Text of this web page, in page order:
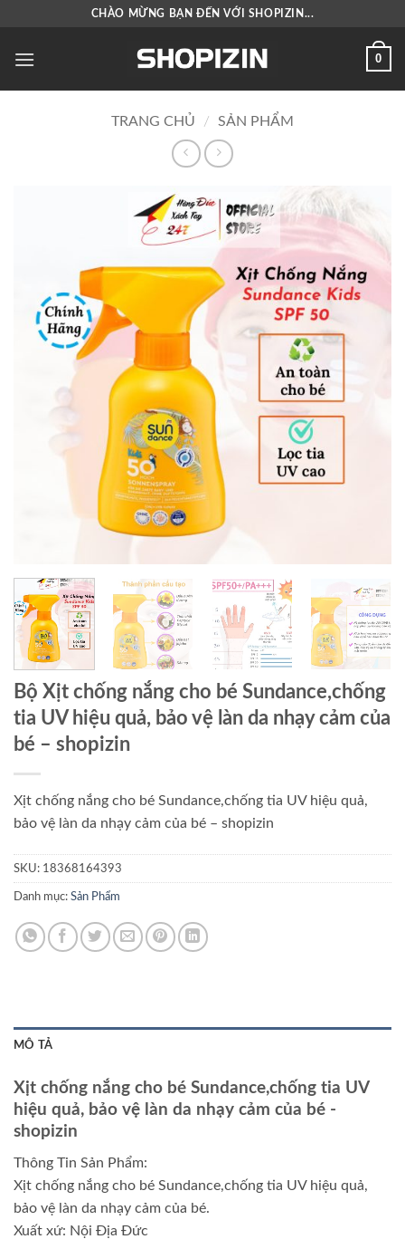
nội
CHÀO MỪNG BẠN ĐẾN VỚI SHOPIZIN...
0
TRANG CHỦ / SẢN PHẨM
Bộ Xịt chống nắng cho bé Sundance,chống
tia UV hiệu quả, bảo vệ làn da nhạy cảm của
bé – shopizin
Xịt chống nắng cho bé Sundance,chống tia UV hiệu quả,
bảo vệ làn da nhạy cảm của bé – shopizin
SKU: 18368164393
Danh mục: Sản Phẩm
MÔ TẢ
Xịt chống nắng cho bé Sundance,chống tia UV
hiệu quả, bảo vệ làn da nhạy cảm của bé -
shopizin
Thông Tin Sản Phẩm:
Xịt chống nắng cho bé Sundance,chống tia UV hiệu quả,
bảo vệ làn da nhạy cảm của bé.
Xuất xứ: Nội Địa Đức